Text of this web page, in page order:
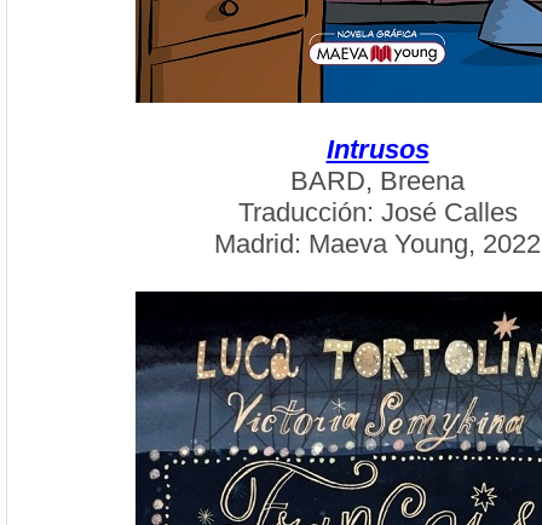
Intrusos
BARD, Breena
Traducción: José Calles
Madrid: Maeva Young, 2022